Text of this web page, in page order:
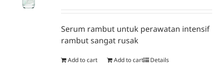
Serum rambut untuk perawatan intensif
rambut sangat rusak
Add to cart Add to cart Details